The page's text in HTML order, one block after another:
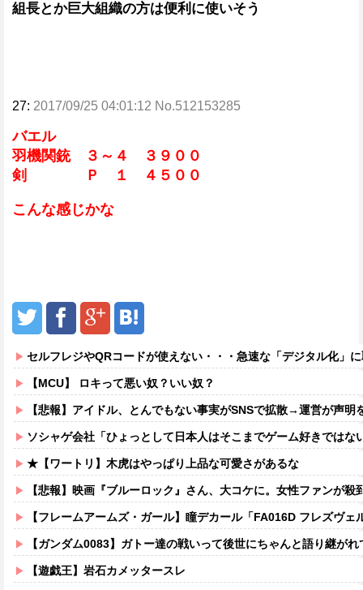
組長とか巨大組織の方は便利に使いそう
27: 2017/09/25 04:01:12 No.512153285
バエル
羽機関銃 ３～４ ３９００
剣 Ｐ １ ４５００
こんな感じかな
セルフレジやQRコードが使えない・・・急速な「デジタル化」に取り残され
【MCU】 ロキって悪い奴？いい奴？
【悲報】アイドル、とんでもない事実がSNSで拡散→運営が声明
ソシャゲ会社「ひょっとして日本人はそこまでゲーム好きでは
★【ワートリ】木虎はやっぱり上品な可愛さがあるな
【悲報】映画『ブルーロック』さん、大コケに。女性ファンが殺
【フレームアームズ・ガール】瞳デカール「FA016D フレズヴェルク=ルフス 〈アギト〉用」「
【ガンダム0083】ガトー達の戦いって後世にちゃんと語り継が
【遊戯王】岩石カメッタースレ